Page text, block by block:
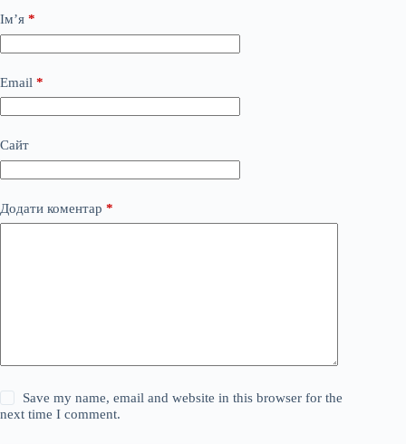
Ім’я *
Email *
Сайт
Додати коментар *
Save my name, email and website in this browser for the
next time I comment.